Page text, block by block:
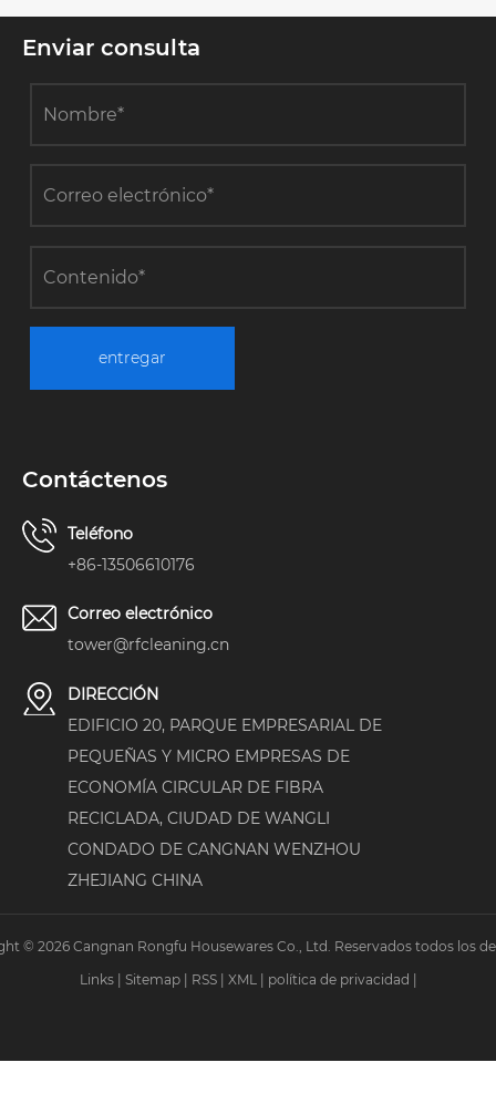
Enviar consulta
entregar
Contáctenos
Teléfono
+86-13506610176
Correo electrónico
tower@rfcleaning.cn
DIRECCIÓN
EDIFICIO 20, PARQUE EMPRESARIAL DE
PEQUEÑAS Y MICRO EMPRESAS DE
ECONOMÍA CIRCULAR DE FIBRA
RECICLADA, CIUDAD DE WANGLI
CONDADO DE CANGNAN WENZHOU
ZHEJIANG CHINA
© 2026 Cangnan Rongfu Housewares Co., Ltd. Reservados todos los
Links | Sitemap | RSS | XML | política de privacidad |